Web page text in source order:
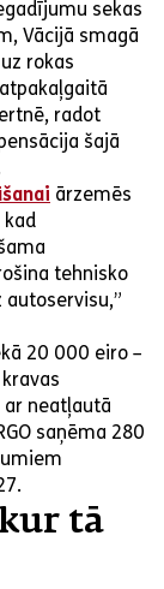
sekas
Vācijā smagā
rokas
radot
šajā
ārzemēs
kad
tehnisko
20 000 eiro –
neatļautā
saņēma 280
tā